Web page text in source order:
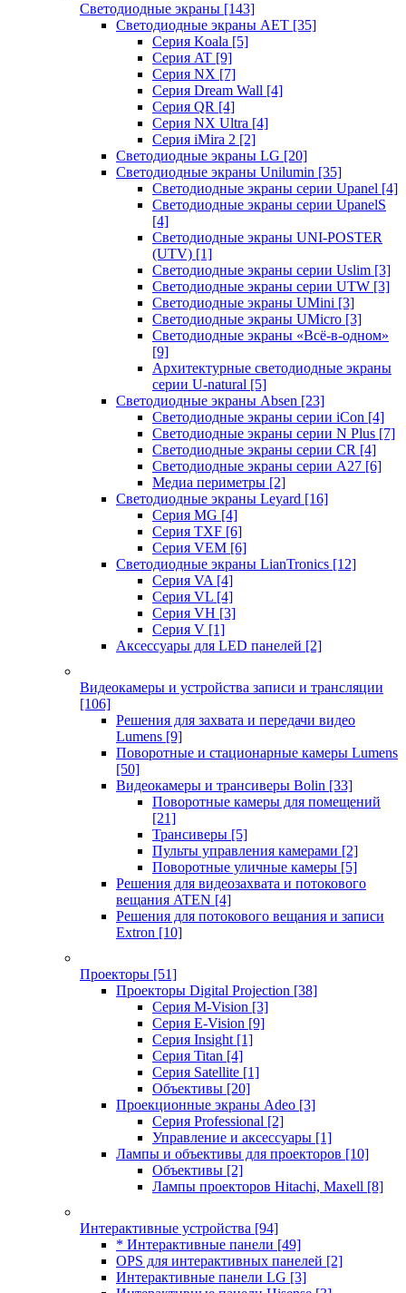
Светодиодные экраны [143]
Светодиодные экраны AET [35]
Cерия Koala [5]
Серия AT [9]
Серия NX [7]
Серия Dream Wall [4]
Серия QR [4]
Серия NX Ultra [4]
Серия iMira 2 [2]
Светодиодные экраны LG [20]
Светодиодные экраны Unilumin [35]
Светодиодные экраны серии Upanel [4]
Светодиодные экраны серии UpanelS
[4]
Светодиодные экраны UNI-POSTER
(UTV) [1]
Светодиодные экраны серии Uslim [3]
Светодиодные экраны серии UTW [3]
Светодиодные экраны UMini [3]
Светодиодные экраны UMicro [3]
Светодиодные экраны «Всё-в-одном»
[9]
Архитектурные светодиодные экраны
серии U-natural [5]
Светодиодные экраны Absen [23]
Светодиодные экраны серии iCon [4]
Светодиодные экраны серии N Plus [7]
Светодиодные экраны серии CR [4]
Светодиодные экраны серии А27 [6]
Медиа периметры [2]
Светодиодные экраны Leyard [16]
Серия MG [4]
Серия TXF [6]
Серия VEM [6]
Светодиодные экраны LianTronics [12]
Серия VA [4]
Серия VL [4]
Серия VH [3]
Серия V [1]
Аксессуары для LED панелей [2]
Видеокамеры и устройства записи и трансляции
[106]
Решения для захвата и передачи видео
Lumens [9]
Поворотные и стационарные камеры Lumens
[50]
Видеокамеры и трансиверы Bolin [33]
Поворотные камеры для помещений
[21]
Трансиверы [5]
Пульты управления камерами [2]
Поворотные уличные камеры [5]
Решения для видеозахвата и потокового
вещания ATEN [4]
Решения для потокового вещания и записи
Extron [10]
Проекторы [51]
Проекторы Digital Projection [38]
Серия M-Vision [3]
Серия E-Vision [9]
Серия Insight [1]
Серия Titan [4]
Серия Satellite [1]
Объективы [20]
Проекционные экраны Adeo [3]
Серия Professional [2]
Управление и аксессуары [1]
Лампы и объективы для проекторов [10]
Объективы [2]
Лампы проекторов Hitachi, Maxell [8]
Интерактивные устройства [94]
* Интерактивные панели [49]
OPS для интерактивных панелей [2]
Интерактивные панели LG [3]